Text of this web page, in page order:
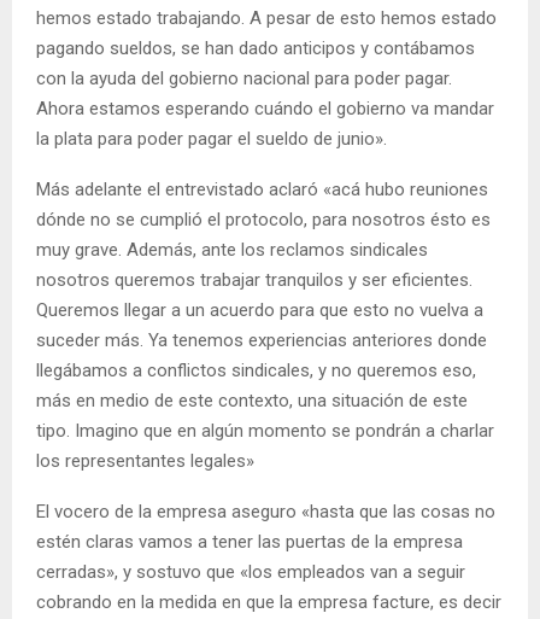
hemos estado trabajando. A pesar de esto hemos estado
pagando sueldos, se han dado anticipos y contábamos
con la ayuda del gobierno nacional para poder pagar.
Ahora estamos esperando cuándo el gobierno va mandar
la plata para poder pagar el sueldo de junio».
Más adelante el entrevistado aclaró «acá hubo reuniones
dónde no se cumplió el protocolo, para nosotros ésto es
muy grave. Además, ante los reclamos sindicales
nosotros queremos trabajar tranquilos y ser eficientes.
Queremos llegar a un acuerdo para que esto no vuelva a
suceder más. Ya tenemos experiencias anteriores donde
llegábamos a conflictos sindicales, y no queremos eso,
más en medio de este contexto, una situación de este
tipo. Imagino que en algún momento se pondrán a charlar
los representantes legales»
El vocero de la empresa aseguro «hasta que las cosas no
estén claras vamos a tener las puertas de la empresa
cerradas», y sostuvo que «los empleados van a seguir
cobrando en la medida en que la empresa facture, es decir